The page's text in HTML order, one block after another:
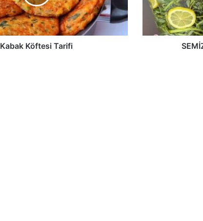
Kabak Köftesi Tarifi